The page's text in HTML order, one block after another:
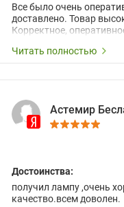
Все было очень
доставлено. Товар
Корректное,
Читать полностью
Астемир
Достоинства:
получил лампу ,очень
качество.всем доволен.